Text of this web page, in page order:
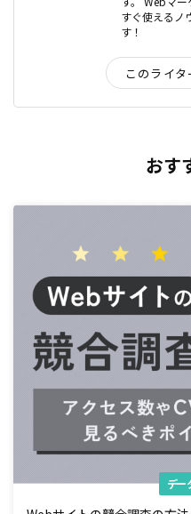
すぐ使えるノ
す！
このライ
おす
デー